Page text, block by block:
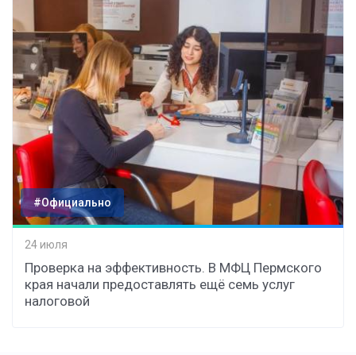
#Официально
24 июля
Проверка на эффективность. В МФЦ Пермского
края начали предоставлять ещё семь услуг
налоговой